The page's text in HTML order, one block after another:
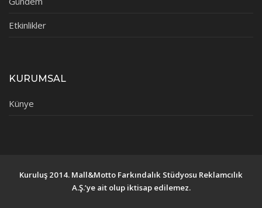
Etkinlikler
KURUMSAL
Künye
Kuruluş 2014. Mall&Motto Farkındalık Stüdyosu Reklamcılık
A.Ş.’ye ait olup iktisap edilemez.